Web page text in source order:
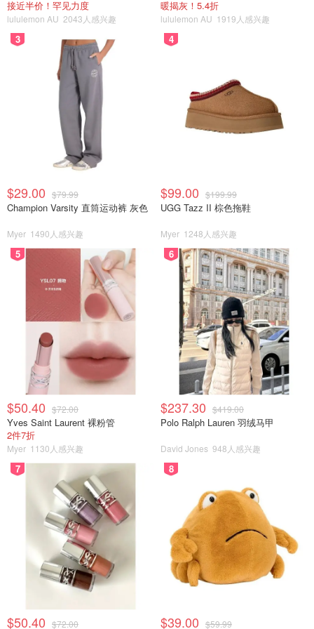
接近半价！罕见力度
lululemon AU 2043人感兴趣
暖揭灰！5.4折
lululemon AU 1919人感兴趣
3
$29.00 $79.99
Champion Varsity 直筒运动裤 灰色
Myer 1490人感兴趣
4
$99.00 $199.99
UGG Tazz II 棕色拖鞋
Myer 1248人感兴趣
5
$50.40 $72.00
Yves Saint Laurent 裸粉管
2件7折
Myer 1130人感兴趣
6
$237.30 $419.00
Polo Ralph Lauren 羽绒马甲
David Jones 948人感兴趣
7
$50.40 $72.00
8
$39.00 $59.99